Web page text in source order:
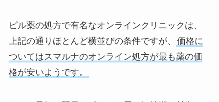
ピル薬の処方で有名なオンラインクリニックは、
上記の通りほとんど横並びの条件ですが、
価格に
ついてはスマルナのオンライン処方が最も薬の価
格が安いようです。